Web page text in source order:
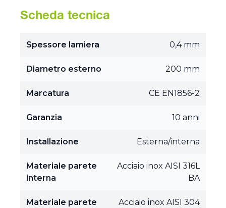
Scheda tecnica
Spessore lamiera 0,4 mm
Diametro esterno 200 mm
Marcatura CE EN1856-2
Garanzia 10 anni
Installazione Esterna/interna
Materiale parete
interna
Acciaio inox AISI 316L
BA
Materiale parete
Acciaio inox AISI 304